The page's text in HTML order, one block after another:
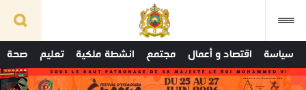
سياسة اقتصاد و أعمال مجتمع انشطة ملكية تعليم صحة